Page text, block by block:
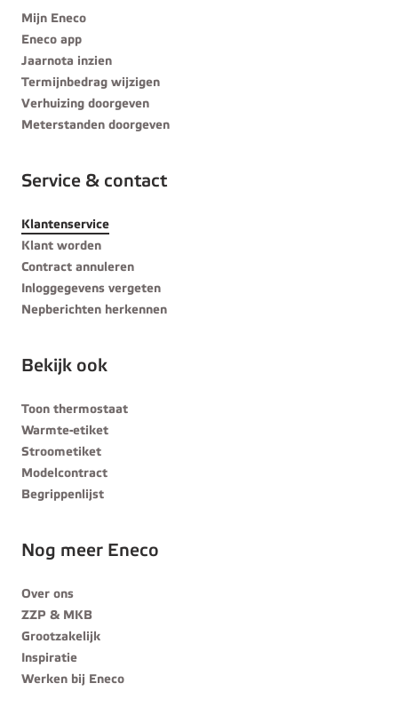
Mijn Eneco
Eneco app
Jaarnota inzien
Termijnbedrag wijzigen
Verhuizing doorgeven
Meterstanden doorgeven
Service & contact
Klantenservice
Klant worden
Contract annuleren
Inloggegevens vergeten
Nepberichten herkennen
Bekijk ook
Toon thermostaat
Warmte-etiket
Stroometiket
Modelcontract
Begrippenlijst
Nog meer Eneco
Over ons
ZZP & MKB
Grootzakelijk
Inspiratie
Werken bij Eneco